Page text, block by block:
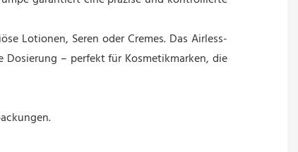
Lotionen, Seren oder Cremes. Das Airless-
– perfekt für Kosmetikmarken, die